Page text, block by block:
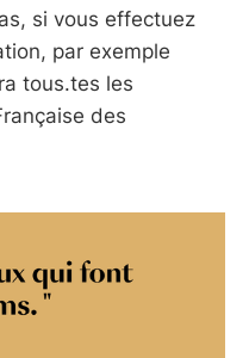
si vous effectuez
par exemple
tous.tes les
des